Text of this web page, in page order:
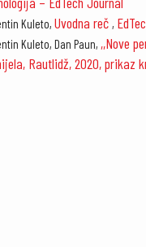
Kuleto, Uvodna reč ,
Kuleto, Dan Paun, ,,Nove
Rautlidž, 2020, prikaz